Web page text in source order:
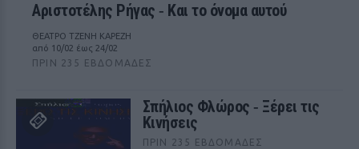
Αριστοτέλης Ρήγας ‑ Kαι το όνομα αυτού
ΘΕΑΤΡΟ ΤΖΕΝΗ ΚΑΡΕΖΗ
από 10/02 έως 24/02
ΠΡΙΝ 235 ΕΒΔΟΜΆΔΕΣ
Σπήλιος Φλώρος ‑ Ξέρει τις
Κινήσεις
ΠΡΙΝ 235 ΕΒΔΟΜΆΔΕΣ